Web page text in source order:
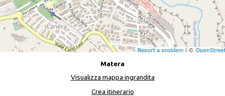
Matera
Visualizza mappa ingrandita
Crea itinerario